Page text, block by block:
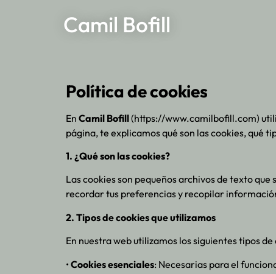
Camil Bofill
Política de cookies
En Camil Bofill(https://www.camilbofill.com)
página, te explicamos qué son las cookies, qué
1. ¿Qué son las cookies?
Las cookies son pequeños archivos de texto
recordar tus preferencias y recopilar
2. Tipos de cookies que utilizamos
En nuestra web utilizamos los siguientes tipos de
• Cookies esenciales: Necesarias para el